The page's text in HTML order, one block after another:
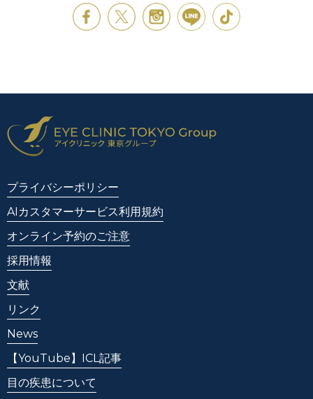
プライバシーポリシー
AIカスタマーサービス利用規約
オンライン予約のご注意
採用情報
文献
リンク
News
【YouTube】ICL記事
目の疾患について